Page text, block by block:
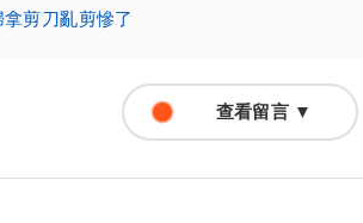
剪刀亂剪慘了
查看留言 ▼